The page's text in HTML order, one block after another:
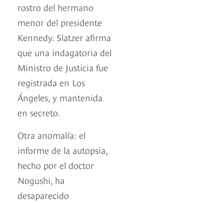
rostro del hermano
menor del presidente
Kennedy. Slatzer afirma
que una indagatoria del
Ministro de Justicia fue
registrada en Los
Ángeles, y mantenida
en secreto.
Otra anomalía: el
informe de la autopsia,
hecho por el doctor
Nogushi, ha
desaparecido